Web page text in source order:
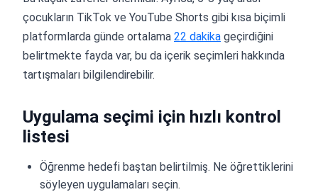
çocukların TikTok ve YouTube Shorts gibi kısa biçimli
platformlarda günde ortalama 22 dakika geçirdiğini
belirtmekte fayda var, bu da içerik seçimleri hakkında
tartışmaları bilgilendirebilir.
Uygulama seçimi için hızlı kontrol
listesi
Öğrenme hedefi baştan belirtilmiş. Ne öğrettiklerini
söyleyen uygulamaları seçin.